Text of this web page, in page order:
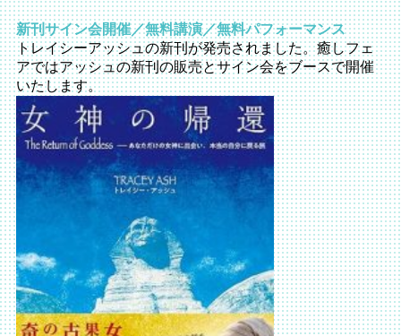
新刊サイン会開催／無料講演／無料パフォーマンス
トレイシーアッシュの新刊が発売されました。癒しフェ
アではアッシュの新刊の販売とサイン会をブースで開催
いたします。